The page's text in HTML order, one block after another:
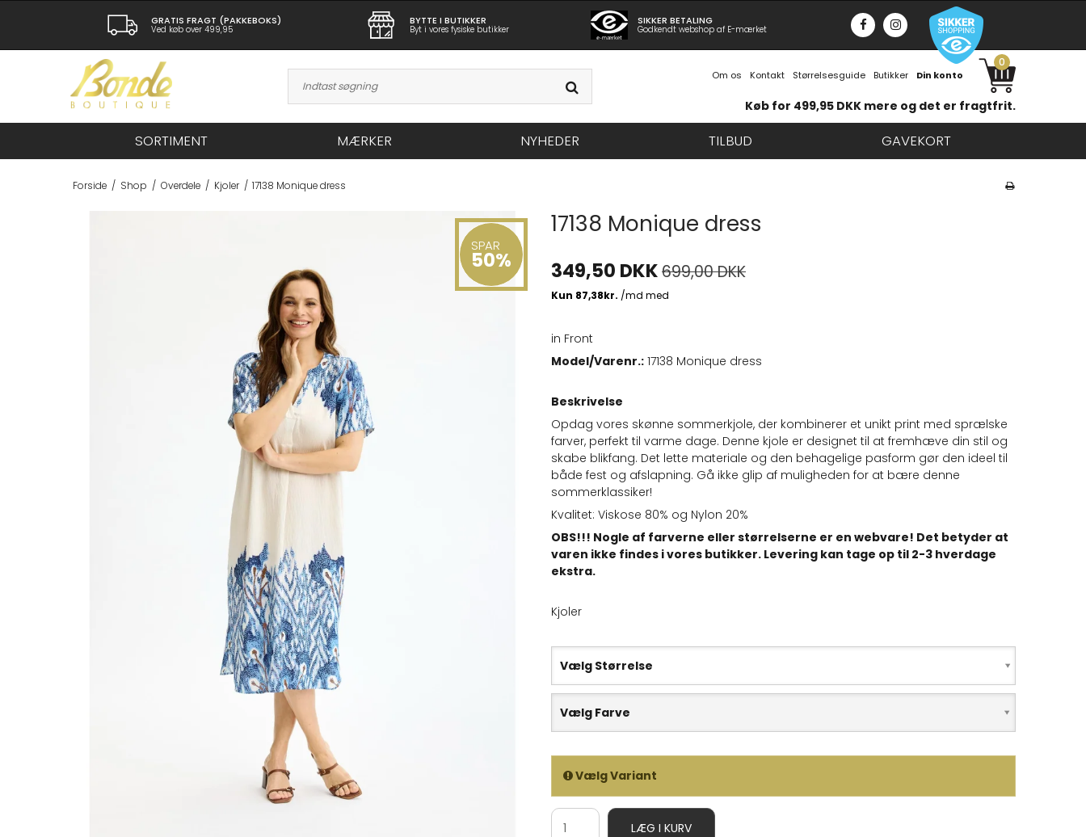
GRATIS FRAGT (PAKKEBOKS)
Ved køb over 499,95
BYTTE I BUTIKKER
Byt i vores fysiske butikker
SIKKER BETALING
Godkendt webshop af E-mærket
Om os Kontakt Størrelsesguide Butikker Din konto
0
Køb for 499,95 DKK mere og det er fragtfrit.
SORTIMENT MÆRKER NYHEDER TILBUD GAVEKORT
Forside / Shop / Overdele / Kjoler / 17138 Monique dress
SPAR
50%
17138 Monique dress
349,50 DKK699,00 DKK
in Front
Model/Varenr.: 17138 Monique dress
Beskrivelse
Opdag vores skønne sommerkjole, der kombinerer et unikt print med sprælske
farver, perfekt til varme dage. Denne kjole er designet til at fremhæve din stil og
skabe blikfang. Det lette materiale og den behagelige pasform gør den ideel til
både fest og afslapning. Gå ikke glip af muligheden for at bære denne
sommerklassiker!
Kvalitet: Viskose 80% og Nylon 20%
OBS!!! Nogle af farverne eller størrelserne er en webvare! Det betyder at
varen ikke findes i vores butikker. Levering kan tage op til 2-3 hverdage
ekstra.
Kjoler
Vælg Størrelse
Vælg Farve
Vælg Variant
LÆG I KURV